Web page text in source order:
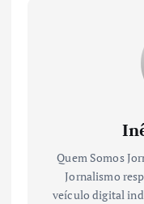
Quem Somos
Jornalismo
veículo digital